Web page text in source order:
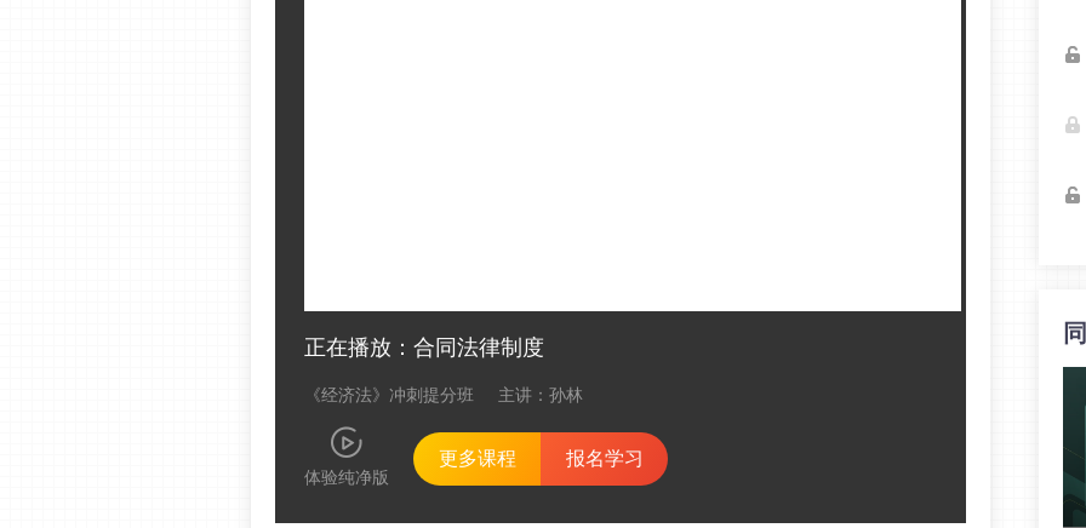
正在播放：合同法律制度
《经济法》冲刺提分班 主讲：孙林
体验纯净版
更多课程 报名学习